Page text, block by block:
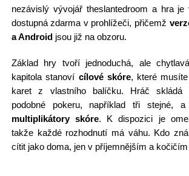
nezávislý vývojář theslantedroom a hra
dostupná zdarma v prohlížeči, přičemž
a Androidjsou již na obzoru.
Základ hry tvoří jednoduchá, ale
kapitola stanoví cílové skóre, které
karet z vlastního balíčku. Hráč skládá
podobné pokeru, například tři stejné,
multiplikátory skóre. K dispozici je
takže každé rozhodnutí má váhu. Kdo
cítit jako doma, jen v příjemnějším a kočičím